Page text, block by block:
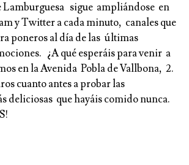
sigue ampliándose en
y Twitter a cada minuto, canales que
poneros al día de las últimas
¿A qué esperáis para venir a
en la Avenida Pobla de Vallbona, 2.
cuanto antes a probar las
deliciosas que hayáis comido nunca.